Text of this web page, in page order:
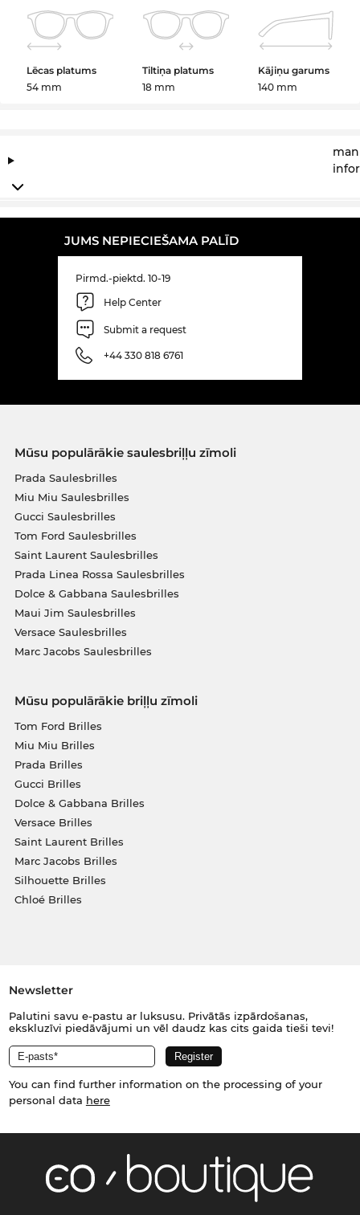
Lēcas platums
54 mm
Tiltiņa platums
18 mm
Kājiņu garums
140 mm
JUMS NEPIECIEŠAMA PALĪD
Pirmd.-piektd. 10-19
Help Center
Submit a request
+44 330 818 6761
Mūsu populārākie saulesbriļļu zīmoli
Prada Saulesbrilles
Miu Miu Saulesbrilles
Gucci Saulesbrilles
Tom Ford Saulesbrilles
Saint Laurent Saulesbrilles
Prada Linea Rossa Saulesbrilles
Dolce & Gabbana Saulesbrilles
Maui Jim Saulesbrilles
Versace Saulesbrilles
Marc Jacobs Saulesbrilles
Mūsu populārākie briļļu zīmoli
Tom Ford Brilles
Miu Miu Brilles
Prada Brilles
Gucci Brilles
Dolce & Gabbana Brilles
Versace Brilles
Saint Laurent Brilles
Marc Jacobs Brilles
Silhouette Brilles
Chloé Brilles
Newsletter
Palutini savu e-pastu ar luksusu. Privātās izpārdošanas,
ekskluzīvi piedāvājumi un vēl daudz kas cits gaida tieši tevi!
You can find further information on the processing of your
personal data here